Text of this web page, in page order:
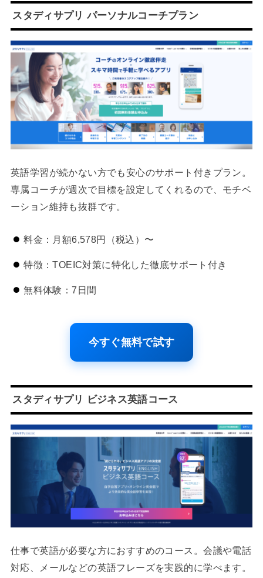
スタディサプリ パーソナルコーチプラン
英語学習が続かない方でも安心のサポート付きプラン。
専属コーチが週次で目標を設定してくれるので、モチベ
ーション維持も抜群です。
料金：月額6,578円（税込）〜
特徴：TOEIC対策に特化した徹底サポート付き
無料体験：7日間
今すぐ無料で試す
スタディサプリ ビジネス英語コース
仕事で英語が必要な方におすすめのコース。会議や電話
対応、メールなどの英語フレーズを実践的に学べます。